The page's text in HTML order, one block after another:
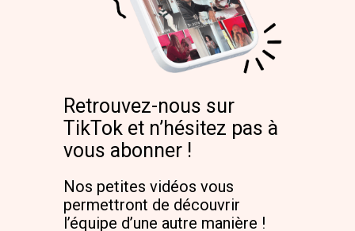
Retrouvez-nous sur
TikTok et n’hésitez pas à
vous abonner !
Nos petites vidéos vous
permettront de découvrir
l’équipe d’une autre manière !